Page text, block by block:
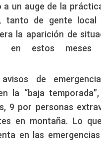
a un auge de la
tanto de gente local
la aparición de
en estos
de
la “baja
9 por personas
en montaña. Lo
en las